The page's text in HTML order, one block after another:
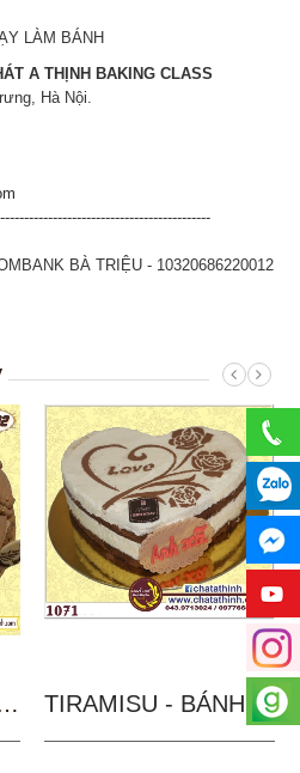
LÀM BÁNH
A THỊNH BAKING CLASS
Hà Nội.
BÀ TRIỆU - 10320686220012
NHẬT IN... TIRAMISU - BÁNH TẶNG...